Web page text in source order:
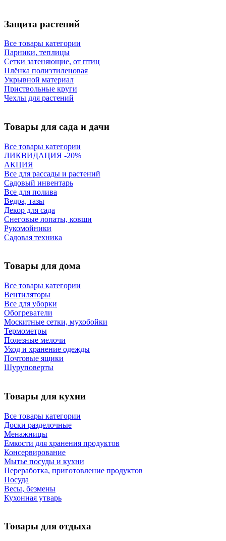
Защита растений
Все товары категории
Парники, теплицы
Сетки затеняющие, от птиц
Плёнка полиэтиленовая
Укрывной материал
Приствольные круги
Чехлы для растений
Товары для сада и дачи
Все товары категории
ЛИКВИДАЦИЯ -20%
АКЦИЯ
Все для рассады и растений
Садовый инвентарь
Все для полива
Ведра, тазы
Декор для сада
Снеговые лопаты, ковши
Рукомойники
Садовая техника
Товары для дома
Все товары категории
Вентиляторы
Все для уборки
Обогреватели
Москитные сетки, мухобойки
Термометры
Полезные мелочи
Уход и хранение одежды
Почтовые ящики
Шуруповерты
Товары для кухни
Все товары категории
Доски разделочные
Менажницы
Емкости для хранения продуктов
Консервирование
Мытье посуды и кухни
Переработка, приготовление продуктов
Посуда
Весы, безмены
Кухонная утварь
Товары для отдыха